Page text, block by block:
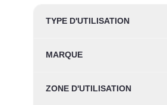
Skip to product list
TYPE D'UTILISATION
MARQUE
ZONE D'UTILISATION